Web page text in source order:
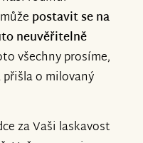
postavit se na
neuvěřitelně
všechny prosíme,
o milovaný
za Vaši laskavost